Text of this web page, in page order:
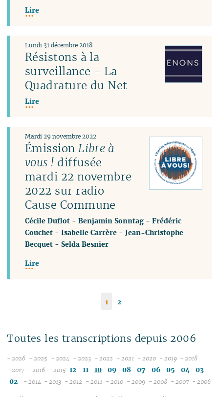
Lire
Résistons à la
surveillance - La
Quadrature du Net
Lundi 31 décembre 2018
Lire
ÉmissionLibre à
vous ! diffusée
mardi 22 novembre
2022 sur radio
Cause Commune
Mardi 29 novembre 2022
Cécile Duflot -Benjamin Sonntag -Frédéric
Couchet -Isabelle Carrère -Jean-Christophe
Becquet -Selda Besnier
Lire
1 2
Toutes les transcriptions depuis 2006
- 2026 - 2025 - 2024 - 2023
12
- 2022
12
- 2021
12
- 2020
12
11
- 2019
12
- 2018
- 2017 - 2016 - 2015 12 11 10 09 08 07 06 05 04
03
02
- 2014 - 2013 - 2012 - 2011 - 2010 - 2009 - 2008 - 2007 - 2006